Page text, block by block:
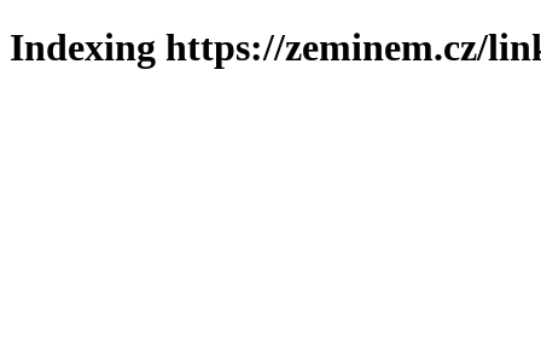
Indexing https://zeminem.cz/